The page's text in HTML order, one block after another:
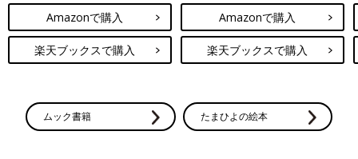
要望書を提出したことがあります。当時、私が住む地域では、女
子の中学校の制服はスカートと決まっていて、私はズボンの制服
がよかったので、アンケートで子どもたちの意見を聞いたとこ
ました。その後、区長が制服の自由化宣言をしてくれて、取材を
されたのですが、そこでも私だけ里子だから写真やテレビに映っ
Amazonで購入
楽天ブックスで購入
Amazonで購入
楽天ブックスで購入
ムック書籍 たまひよの絵本